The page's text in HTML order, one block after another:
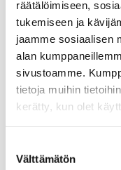
räätälöimiseen,
tukemiseen ja
jaamme sosiaalisen
alan
sivustoamme.
tietoja muihin
kerätty, kun olet
valinta
Välttämätön
Malli
Jännite
Työleveys
Rungon pituussäätö